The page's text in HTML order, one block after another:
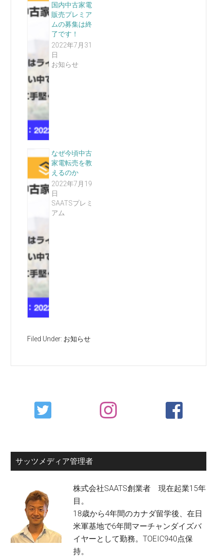
国内中古家電
販売プレミア
ムの募集は終
了です！
2022年7月31
日
お知らせ
なぜ今頃中古
家電転売を教
えるのか
2022年7月19
日
SAATSプレミ
アム
Filed Under: お知らせ
Primary
Sidebar
サッツメディア管理者
株式会社SAATS創業者 現在起業15年
目。
18歳から4年間のカナダ留学後、在日
米軍基地で6年間マーチャンダイズバ
イヤーとして勤務。TOEIC940点保
持。